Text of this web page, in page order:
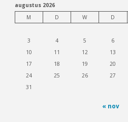
augustus 2026
M
D W D
3
4 5 6
10
11 12 13
17
18 19 20
24
25 26 27
31
« nov